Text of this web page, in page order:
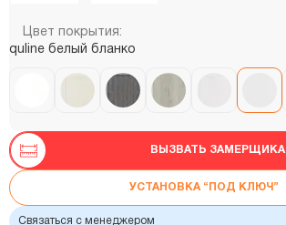
Цвет покрытия:
quline белый бланко
ВЫЗВАТЬ ЗАМЕРЩИКА
УСТАНОВКА “ПОД КЛЮЧ”
Связаться с менеджером